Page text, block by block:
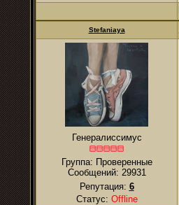
Stefaniaya
Генералиссимус
Группа: Проверенные
Сообщений: 29931
Репутация: 6
Статус: Offline